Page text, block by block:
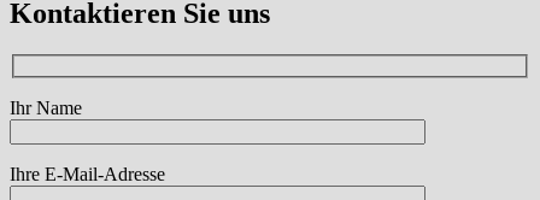
Kontaktieren Sie uns
Ihr Name
Ihre E-Mail-Adresse